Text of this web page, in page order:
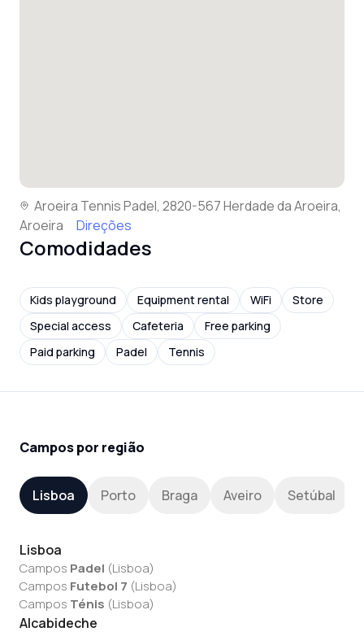
Aroeira Tennis Padel, 2820-567 Herdade da Aroeira,
Aroeira
Direções
Comodidades
Kids playground Equipment rental WiFi
Store
Special access
Cafeteria
Free parking
Paid parking
Padel Tennis
Campos por região
Lisboa Porto Braga Aveiro Setúbal
Lisboa
Campos Padel (Lisboa)
Campos Futebol 7 (Lisboa)
Campos Ténis (Lisboa)
Alcabideche